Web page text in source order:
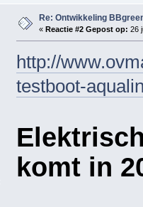
Re: Ontwikkeling
« Reactie #2 Gepost op: 26
http://
testboot-
komt in